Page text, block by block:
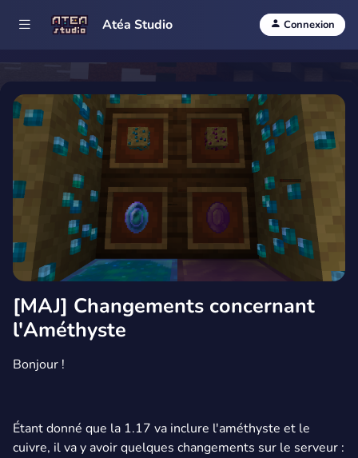
Atéa Studio Connexion
[MAJ] Changements concernant
l'Améthyste
Bonjour !
Étant donné que la 1.17 va inclure l'améthyste et le
cuivre, il va y avoir quelques changements sur le serveur :